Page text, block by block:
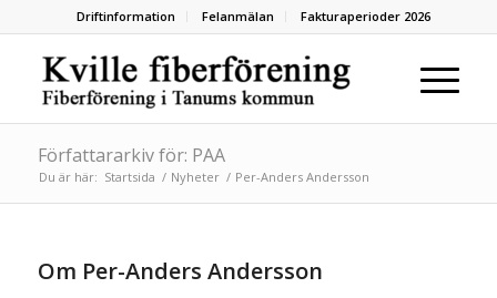
Driftinformation Felanmälan Fakturaperioder 2026
Författararkiv för: PAA
Du är här: Startsida / Nyheter / Per-Anders Andersson
Om Per-Anders Andersson